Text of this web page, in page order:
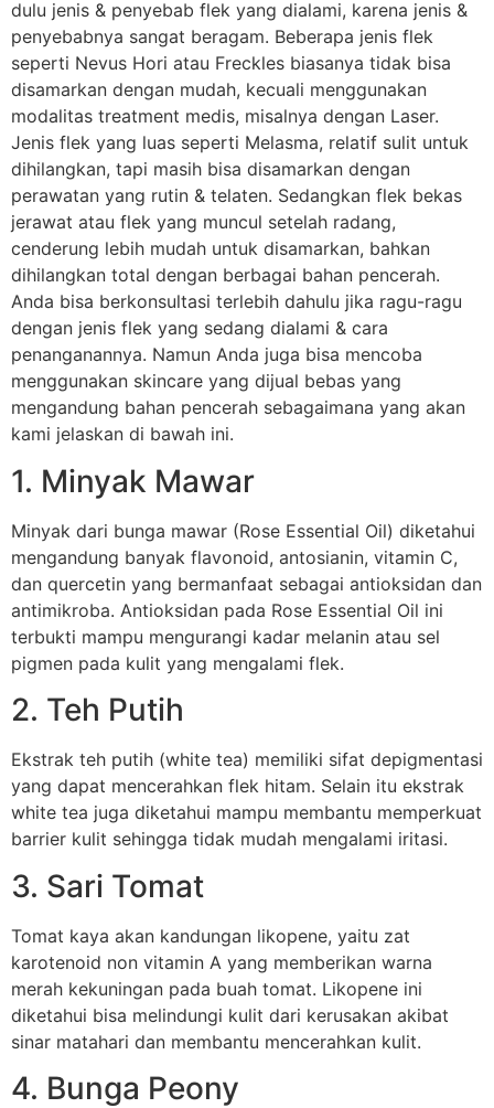
dulu jenis & penyebab flek yang dialami, karena jenis &
penyebabnya sangat beragam. Beberapa jenis flek
seperti Nevus Hori atau Freckles biasanya tidak bisa
disamarkan dengan mudah, kecuali menggunakan
modalitas treatment medis, misalnya dengan Laser.
Jenis flek yang luas seperti Melasma, relatif sulit untuk
dihilangkan, tapi masih bisa disamarkan dengan
perawatan yang rutin & telaten. Sedangkan flek bekas
jerawat atau flek yang muncul setelah radang,
cenderung lebih mudah untuk disamarkan, bahkan
dihilangkan total dengan berbagai bahan pencerah.
Anda bisa berkonsultasi terlebih dahulu jika ragu-ragu
dengan jenis flek yang sedang dialami & cara
penanganannya. Namun Anda juga bisa mencoba
menggunakan skincare yang dijual bebas yang
mengandung bahan pencerah sebagaimana yang akan
kami jelaskan di bawah ini.
1. Minyak Mawar
Minyak dari bunga mawar (Rose Essential Oil) diketahui
mengandung banyak flavonoid, antosianin, vitamin C,
dan quercetin yang bermanfaat sebagai antioksidan dan
antimikroba. Antioksidan pada Rose Essential Oil ini
terbukti mampu mengurangi kadar melanin atau sel
pigmen pada kulit yang mengalami flek.
2. Teh Putih
Ekstrak teh putih (white tea) memiliki sifat depigmentasi
yang dapat mencerahkan flek hitam. Selain itu ekstrak
white tea juga diketahui mampu membantu memperkuat
barrier kulit sehingga tidak mudah mengalami iritasi.
3. Sari Tomat
Tomat kaya akan kandungan likopene, yaitu zat
karotenoid non vitamin A yang memberikan warna
merah kekuningan pada buah tomat. Likopene ini
diketahui bisa melindungi kulit dari kerusakan akibat
sinar matahari dan membantu mencerahkan kulit.
4. Bunga Peony